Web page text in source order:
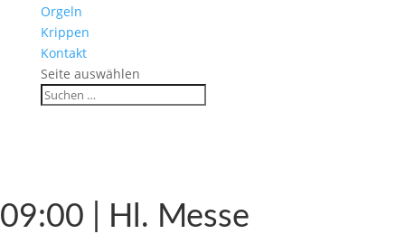
Orgeln
Krippen
Kontakt
Seite auswählen
09:00 | Hl. Messe